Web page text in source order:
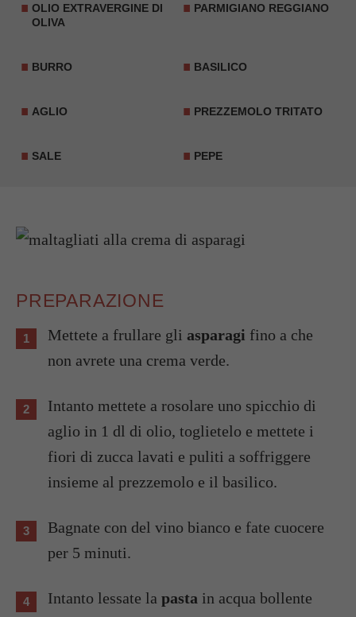
OLIO EXTRAVERGINE DI
OLIVA
PARMIGIANO REGGIANO
BURRO BASILICO
AGLIO PREZZEMOLO TRITATO
SALE PEPE
PREPARAZIONE
Mettete a frullare gli asparagi fino a che
non avrete una crema verde.
Intanto mettete a rosolare uno spicchio di
aglio in 1 dl di olio, toglietelo e mettete i
fiori di zucca lavati e puliti a soffriggere
insieme al prezzemolo e il basilico.
Bagnate con del vino bianco e fate cuocere
per 5 minuti.
Intanto lessate la pasta in acqua bollente